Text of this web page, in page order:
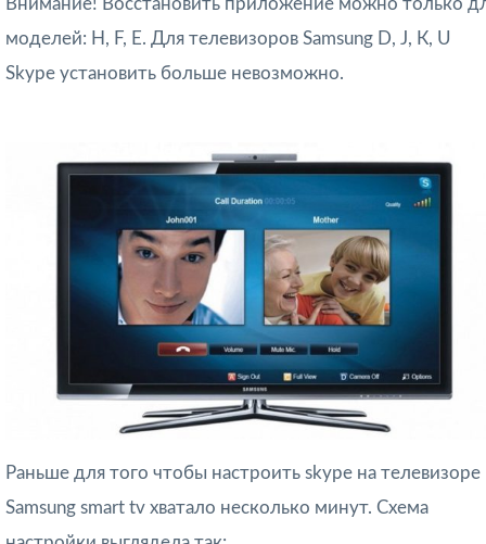
Внимание! Восстановить приложение можно только
моделей: Н, F, E. Для телевизоров Samsung D, J, К, U
Skypе установить больше невозможно.
Раньше для того чтобы настроить skypе на телевизоре
Samsung smart tv хватало несколько минут. Схема